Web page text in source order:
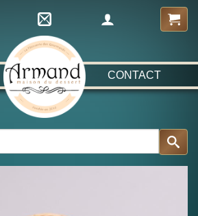
CONTACT